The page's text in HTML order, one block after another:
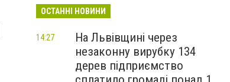
ОСТАННІ НОВИНИ
На Львівщині через
незаконну вирубку 134
дерев підприємство
14:27